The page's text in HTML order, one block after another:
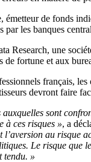
émetteur de fonds
par les banques
Research, une
de fortune et aux
français,
devront faire
sont
à ces risques », a
au risque
Le risque que
tendu. »